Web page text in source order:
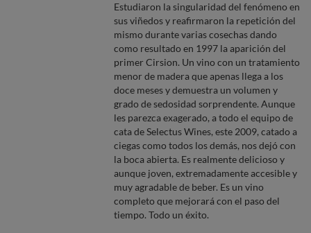
Estudiaron la singularidad del fenómeno en
sus viñedos y reafirmaron la repetición del
mismo durante varias cosechas dando
como resultado en 1997 la aparición del
primer Cirsion. Un vino con un tratamiento
menor de madera que apenas llega a los
doce meses y demuestra un volumen y
grado de sedosidad sorprendente. Aunque
les parezca exagerado, a todo el equipo de
cata de Selectus Wines, este 2009, catado a
ciegas como todos los demás, nos dejó con
la boca abierta. Es realmente delicioso y
aunque joven, extremadamente accesible y
muy agradable de beber. Es un vino
completo que mejorará con el paso del
tiempo. Todo un éxito.